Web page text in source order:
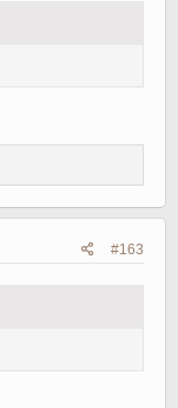
#163